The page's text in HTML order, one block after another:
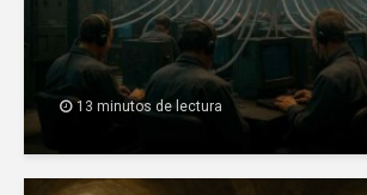
13 minutos de lectura